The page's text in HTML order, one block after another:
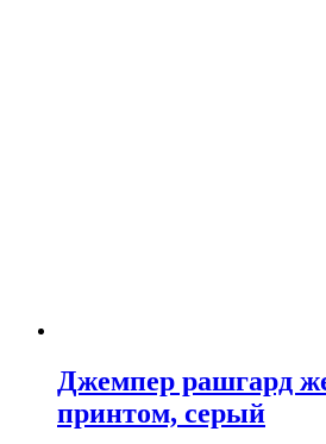
Джемпер рашгард
принтом, серый